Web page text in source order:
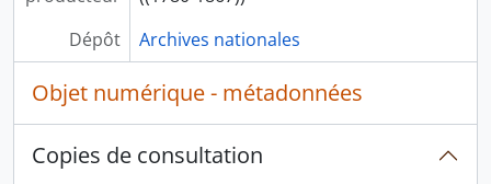
Dépôt
Archives nationales
Objet numérique - métadonnées
Copies de consultation